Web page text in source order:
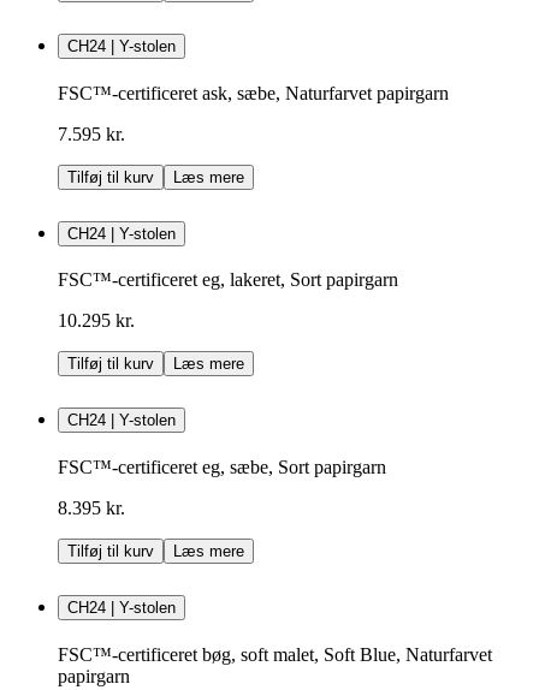
CH24 | Y-stolen
FSC™-certificeret ask, sæbe, Naturfarvet papirgarn
7.595 kr.
Tilføj til kurv Læs mere
CH24 | Y-stolen
FSC™-certificeret eg, lakeret, Sort papirgarn
10.295 kr.
Tilføj til kurv Læs mere
CH24 | Y-stolen
FSC™-certificeret eg, sæbe, Sort papirgarn
8.395 kr.
Tilføj til kurv Læs mere
CH24 | Y-stolen
FSC™-certificeret bøg, soft malet, Soft Blue, Naturfarvet
papirgarn